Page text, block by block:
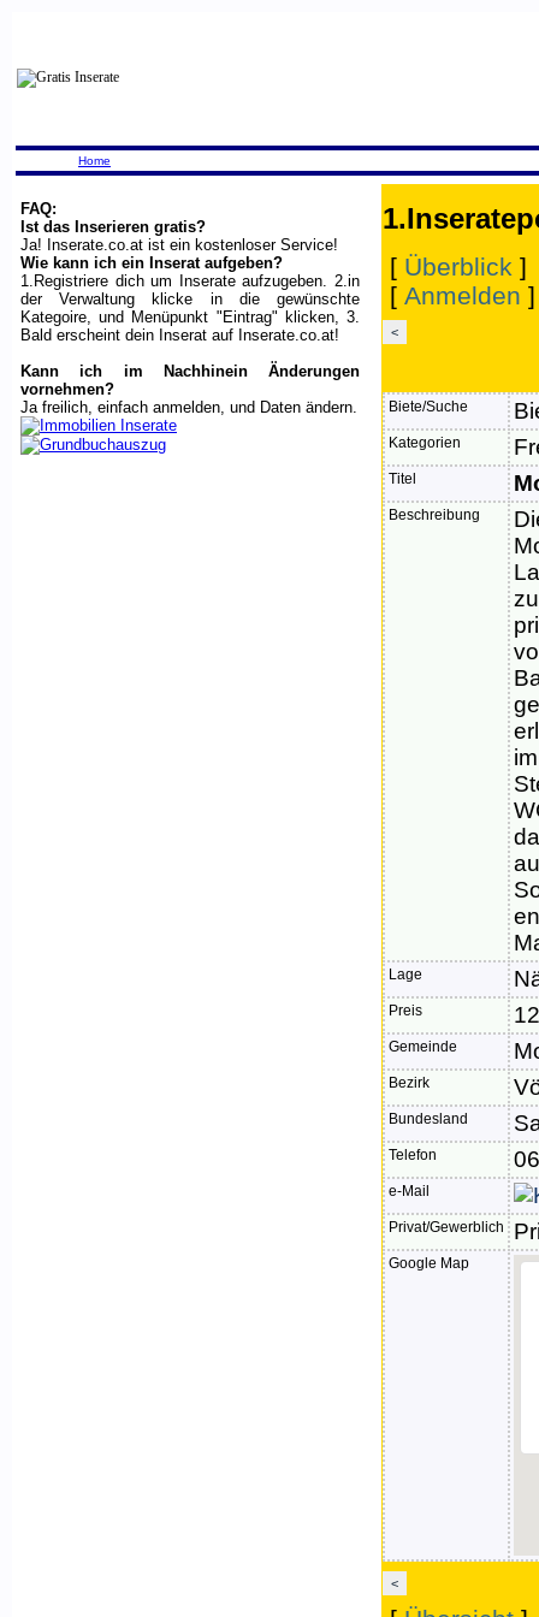
Home
FAQ:
Ist das Inserieren gratis?
Ja! Inserate.co.at ist ein kostenloser Service!
Wie kann ich ein Inserat aufgeben?
1.Registriere dich um Inserate aufzugeben. 2.in
der Verwaltung klicke in die gewünschte
Kategoire, und Menüpunkt "Eintrag" klicken, 3.
Bald erscheint dein Inserat auf Inserate.co.at!
Kann ich im Nachhinein Änderungen
vornehmen?
Ja freilich, einfach anmelden, und Daten ändern.
[ Überblick ]
[ Anmelden
<
Biete/Suche
Kategorien
Titel
Beschreibung
Lage
Preis
Gemeinde
Bezirk
Bundesland
Telefon
e-Mail
Privat/Gewerblich
Google Map
<